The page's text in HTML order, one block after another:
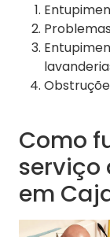
Como
serviço
em